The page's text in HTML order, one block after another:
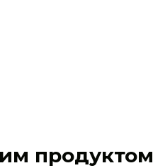
продуктом